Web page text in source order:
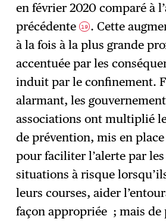
en février 2020 comparé à
précédente19 . Cette
à la fois à la plus grande
accentuée par les
induit par le confinement.
alarmant, les
associations ont multiplié
de prévention, mis en place
pour faciliter l’alerte par
situations à risque
leurs courses, aider
façon appropriée ; mais de